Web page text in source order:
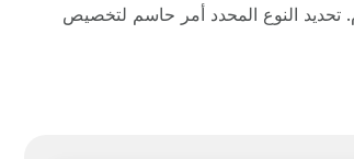
النوع المحدد أمر حاسم لتخصيص